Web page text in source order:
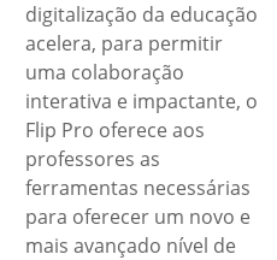
digitalização da educação
acelera, para permitir
uma colaboração
interativa e impactante, o
Flip Pro oferece aos
professores as
ferramentas necessárias
para oferecer um novo e
mais avançado nível de